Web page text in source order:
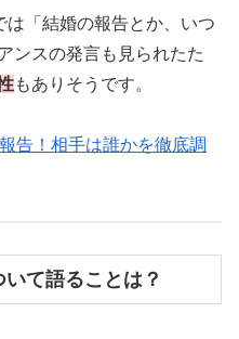
「結婚の報告とか、いつ
ンスの発言も見られたた
もありそうです。
告！相手は誰かを徹底調
て語ることは？